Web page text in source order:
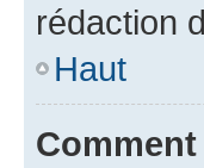
rédaction
Haut